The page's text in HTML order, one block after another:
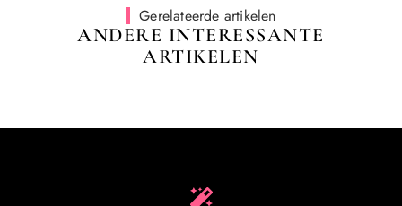
Gerelateerde artikelen
ANDERE INTERESSANTE
ARTIKELEN